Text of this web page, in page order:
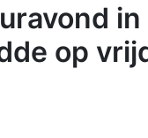
in
op